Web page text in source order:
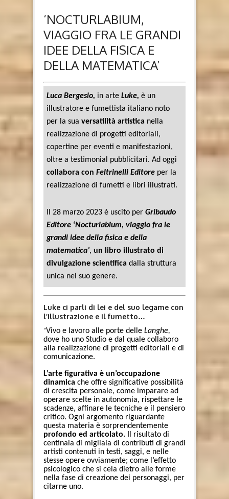
‘NOCTURLABIUM,
VIAGGIO FRA LE GRANDI
IDEE DELLA FISICA E
DELLA MATEMATICA’
Luca Bergesio, in arte Luke, è un
illustratore e fumettista italiano noto
per la sua versatilità artistica nella
realizzazione di progetti editoriali,
copertine per eventi e manifestazioni,
oltre a testimonial pubblicitari. Ad oggi
collabora con Feltrinelli Editore per la
realizzazione di fumetti e libri illustrati.
Il 28 marzo 2023 è uscito per Gribaudo
Editore ‘Nocturlabium, viaggio fra le
grandi idee della fisica e della
matematica’, un libro illustrato di
divulgazione scientifica dalla struttura
unica nel suo genere.
Luke ci parli di lei e del suo legame con
l’illustrazione e il fumetto…
“Vivo e lavoro alle porte delle Langhe,
dove ho uno Studio e dal quale collaboro
alla realizzazione di progetti editoriali e di
comunicazione.
L’arte figurativa è un’occupazione
dinamica che offre significative possibilità
di crescita personale, come imparare ad
operare scelte in autonomia, rispettare le
scadenze, affinare le tecniche e il pensiero
critico. Ogni argomento riguardante
questa materia è sorprendentemente
profondo ed articolato. Il risultato di
centinaia di migliaia di contributi di grandi
artisti contenuti in testi, saggi, e nelle
stesse opere ovviamente; come l’effetto
psicologico che si cela dietro alle forme
nella fase di creazione dei personaggi, per
citarne uno.